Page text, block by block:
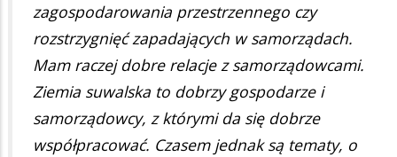
zagospodarowania przestrzennego czy
rozstrzygnięć zapadających w samorządach.
Mam raczej dobre relacje z samorządowcami.
Ziemia suwalska to dobrzy gospodarze i
samorządowcy, z którymi da się dobrze
współpracować. Czasem jednak są tematy, o